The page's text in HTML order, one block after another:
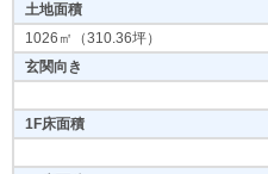
土地面積
1026㎡（310.36坪）
玄関向き
1F床面積